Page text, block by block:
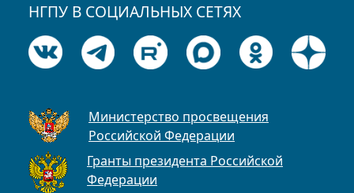
НГПУ В СОЦИАЛЬНЫХ СЕТЯХ
Министерство просвещения
Российской Федерации
Гранты президента Российской
Федерации